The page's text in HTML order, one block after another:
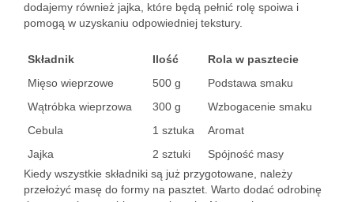
dodajemy również jajka, które będą pełnić rolę spoiwa i
pomogą w uzyskaniu odpowiedniej tekstury.
Składnik Ilość
Rola w pasztecie
Mięso wieprzowe
500 g
Podstawa smaku
Wątróbka wieprzowa
300 g
Wzbogacenie smaku
Cebula
1 sztuka
Aromat
Jajka
2 sztuki
Spójność masy
Kiedy wszystkie składniki są już przygotowane, należy
przełożyć masę do formy na pasztet. Warto dodać odrobinę